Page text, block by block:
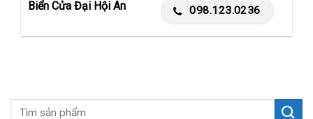
Biển Cửa Đại Hội An 098.123.0236